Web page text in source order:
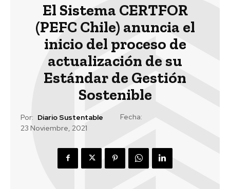
El Sistema CERTFOR
(PEFC Chile) anuncia el
inicio del proceso de
actualización de su
Estándar de Gestión
Sostenible
Por: Diario Sustentable
Fecha:
23 Noviembre, 2021